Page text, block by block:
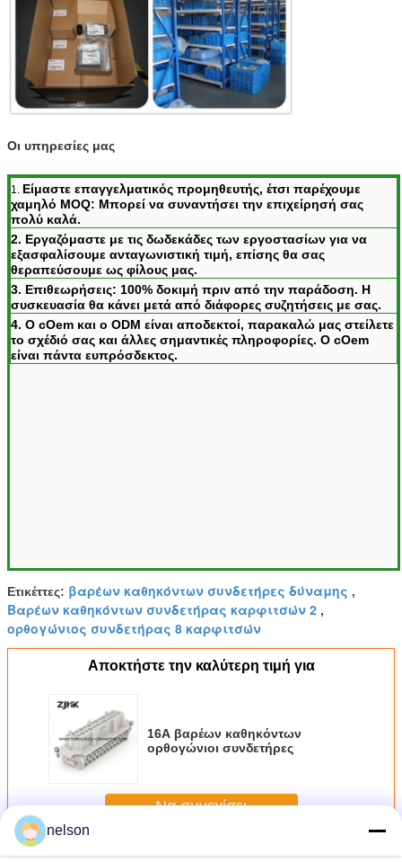
Οι υπηρεσίες μας
1. Είμαστε επαγγελματικός προμηθευτής, έτσι παρέχουμε
χαμηλό MOQ: Μπορεί να συναντήσει την επιχείρησή σας
πολύ καλά.
2. Εργαζόμαστε με τις δωδεκάδες των εργοστασίων για να
εξασφαλίσουμε ανταγωνιστική τιμή, επίσης θα σας
θεραπεύσουμε ως φίλους μας.
3. Επιθεωρήσεις: 100% δοκιμή πριν από την παράδοση. Η
συσκευασία θα κάνει μετά από διάφορες συζητήσεις με σας.
4. Ο cOem και ο ODM είναι αποδεκτοί, παρακαλώ μας στείλετε
το σχέδιό σας και άλλες σημαντικές πληροφορίες. Ο cOem
είναι πάντα ευπρόσδεκτος.
Ετικέττες: βαρέων καθηκόντων συνδετήρες δύναμης ,
Βαρέων καθηκόντων συνδετήρας καρφιτσών 2 ,
ορθογώνιος συνδετήρας 8 καρφιτσών
Αποκτήστε την καλύτερη τιμή για
16A βαρέων καθηκόντων
ορθογώνιοι συνδετήρες
Να συνεχίσει
ΠερισσότεροιΒαρέων καθηκόντων συνδετήρας
nelson